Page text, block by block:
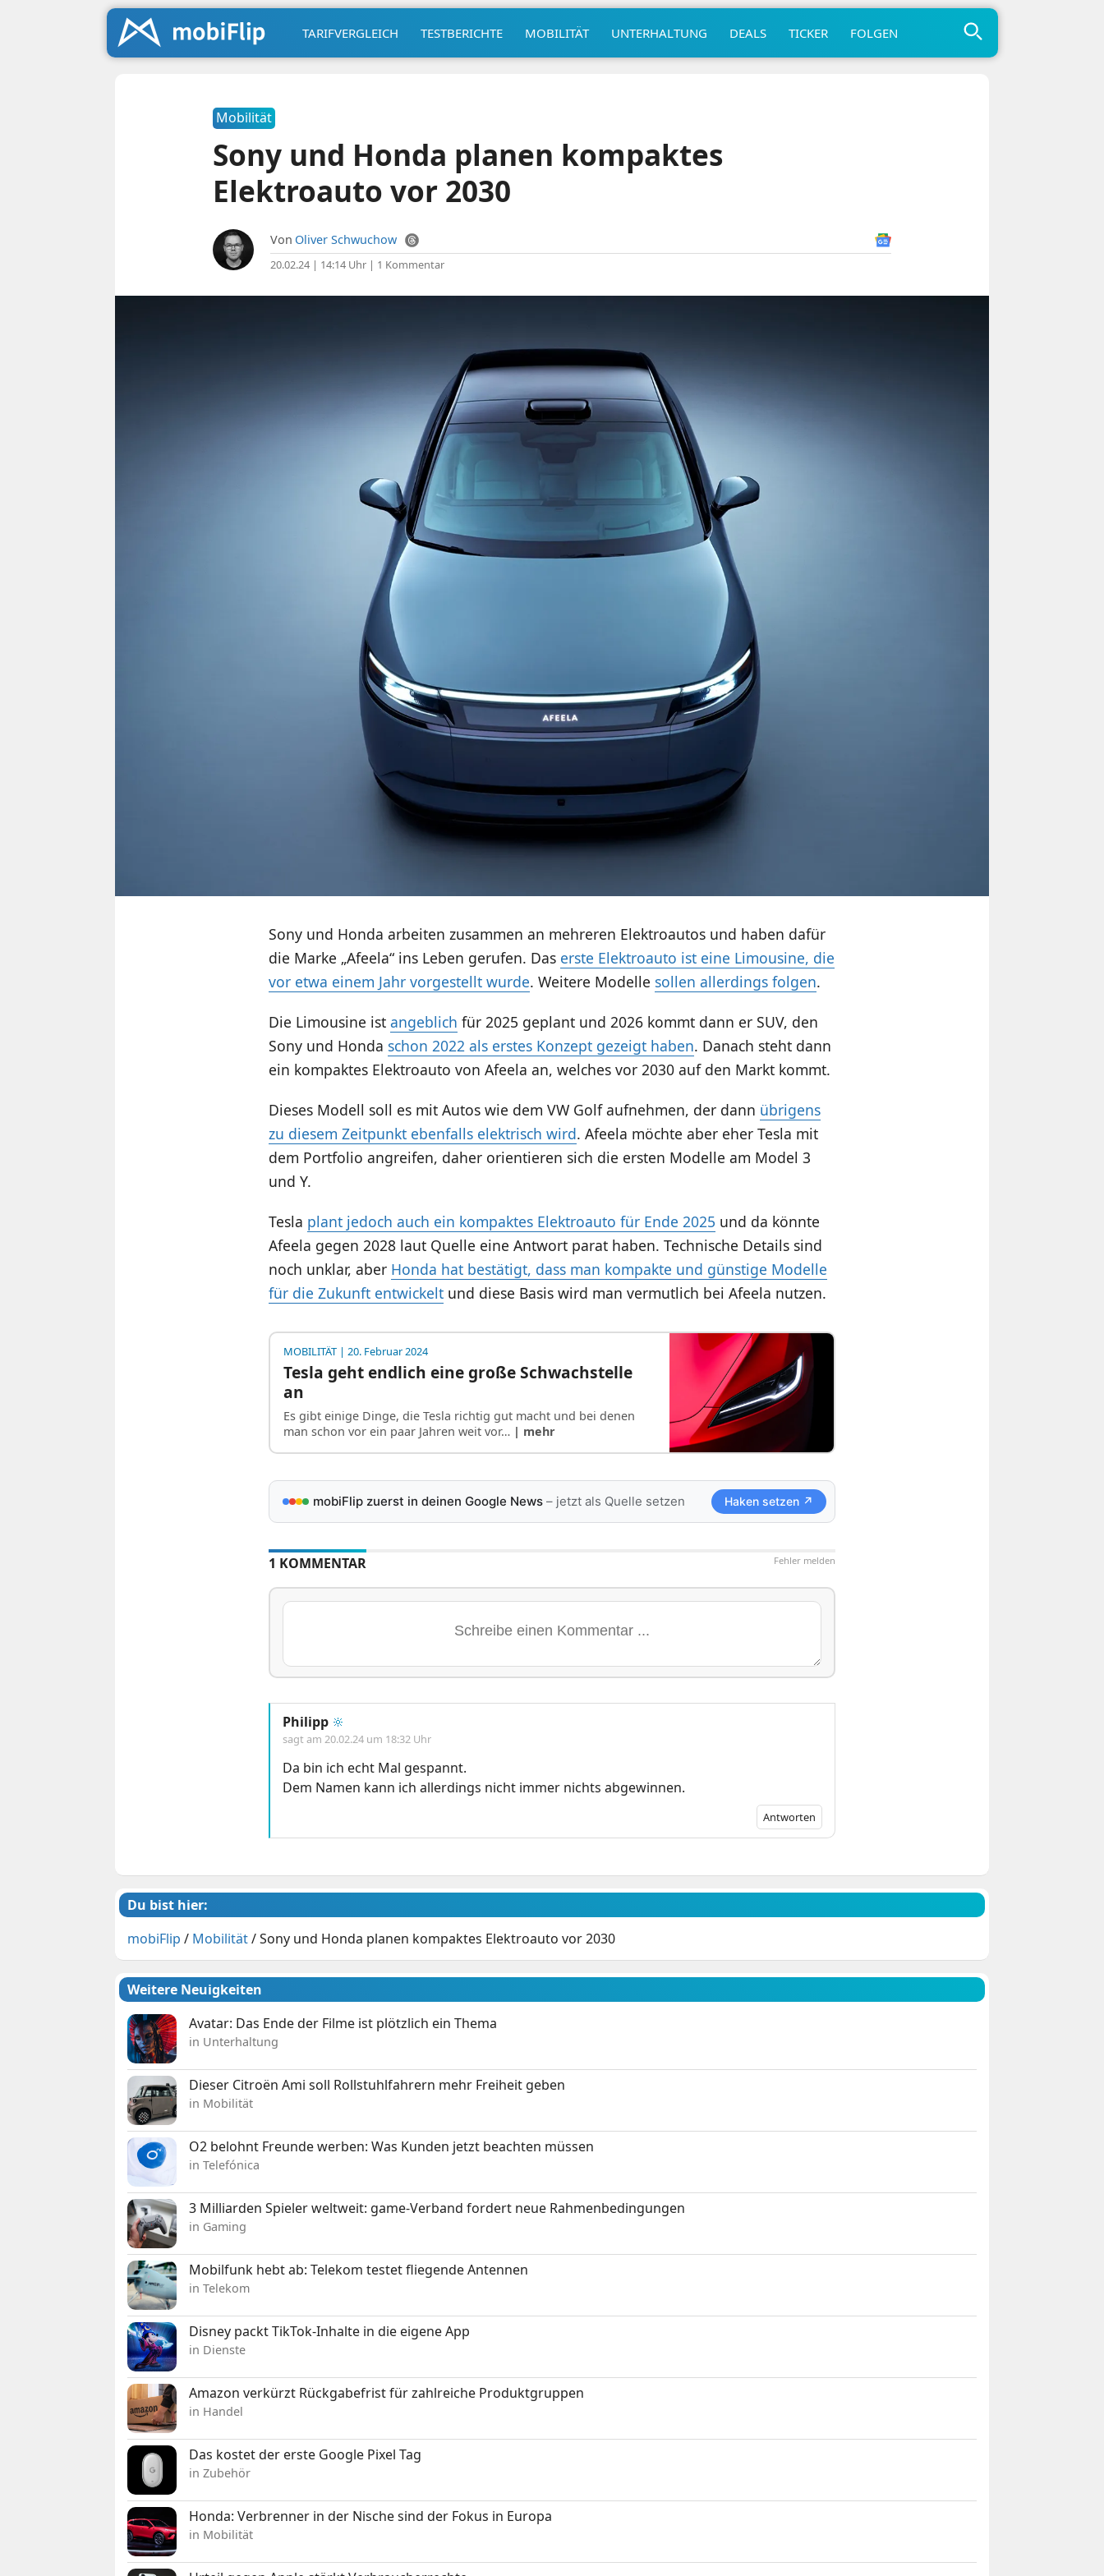
TARIFVERGLEICH TESTBERICHTE MOBILITÄT UNTERHALTUNG DEALS TICKER FOLGEN
Mobilität
Sony und Honda planen kompaktes
Elektroauto vor 2030
Von Oliver Schwuchow
20.02.24 | 14:14 Uhr| 1 Kommentar
Sony und Honda arbeiten zusammen an mehreren Elektroautos und haben dafür
die Marke „Afeela“ ins Leben gerufen. Das erste Elektroauto ist eine Limousine, die
vor etwa einem Jahr vorgestellt wurde. Weitere Modelle sollen allerdings folgen.
Die Limousine ist angeblich für 2025 geplant und 2026 kommt dann er SUV, den
Sony und Honda schon 2022 als erstes Konzept gezeigt haben. Danach steht dann
ein kompaktes Elektroauto von Afeela an, welches vor 2030 auf den Markt kommt.
Dieses Modell soll es mit Autos wie dem VW Golf aufnehmen, der dann übrigens
zu diesem Zeitpunkt ebenfalls elektrisch wird. Afeela möchte aber eher Tesla mit
dem Portfolio angreifen, daher orientieren sich die ersten Modelle am Model 3
und Y.
Tesla plant jedoch auch ein kompaktes Elektroauto für Ende 2025 und da könnte
Afeela gegen 2028 laut Quelle eine Antwort parat haben. Technische Details sind
noch unklar, aber Honda hat bestätigt, dass man kompakte und günstige Modelle
für die Zukunft entwickeltund diese Basis wird man vermutlich bei Afeela nutzen.
MOBILITÄT| 20. Februar 2024
Tesla geht endlich eine große Schwachstelle
an
Es gibt einige Dinge, die Tesla richtig gut macht und bei denen
man schon vor ein paar Jahren weit vor… | mehr
mobiFlip zuerst in deinen Google News– jetzt als Quelle setzen Haken setzen ↗
Fehler melden
1 KOMMENTAR
Philipp 🔆
sagt am 20.02.24 um 18:32 Uhr
Da bin ich echt Mal gespannt.
Dem Namen kann ich allerdings nicht immer nichts abgewinnen.
Antworten
Du bist hier:
mobiFlip / Mobilität/Sony und Honda planen kompaktes Elektroauto vor 2030
Weitere Neuigkeiten
Avatar: Das Ende der Filme ist plötzlich ein Thema
in Unterhaltung
Dieser Citroën Ami soll Rollstuhlfahrern mehr Freiheit geben
in Mobilität
O2 belohnt Freunde werben: Was Kunden jetzt beachten müssen
in Telefónica
3 Milliarden Spieler weltweit: game-Verband fordert neue Rahmenbedingungen
in Gaming
Mobilfunk hebt ab: Telekom testet fliegende Antennen
in Telekom
Disney packt TikTok-Inhalte in die eigene App
in Dienste
Amazon verkürzt Rückgabefrist für zahlreiche Produktgruppen
in Handel
Das kostet der erste Google Pixel Tag
in Zubehör
Honda: Verbrenner in der Nische sind der Fokus in Europa
in Mobilität